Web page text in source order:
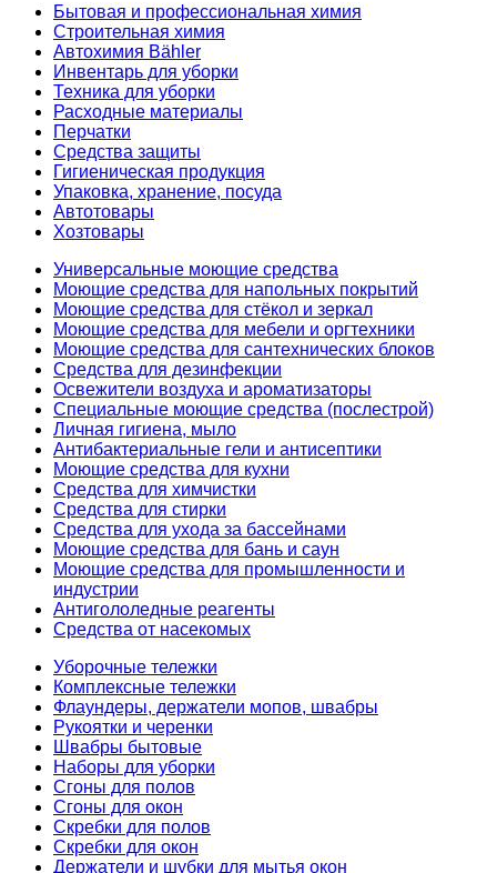
Бытовая и профессиональная химия
Строительная химия
Автохимия Bähler
Инвентарь для уборки
Техника для уборки
Расходные материалы
Перчатки
Средства защиты
Гигиеническая продукция
Упаковка, хранение, посуда
Автотовары
Хозтовары
Универсальные моющие средства
Моющие средства для напольных покрытий
Моющие средства для стёкол и зеркал
Моющие средства для мебели и оргтехники
Моющие средства для сантехнических блоков
Средства для дезинфекции
Освежители воздуха и ароматизаторы
Специальные моющие средства (послестрой)
Личная гигиена, мыло
Антибактериальные гели и антисептики
Моющие средства для кухни
Средства для химчистки
Средства для стирки
Средства для ухода за бассейнами
Моющие средства для бань и саун
Моющие средства для промышленности и
индустрии
Антигололедные реагенты
Средства от насекомых
Уборочные тележки
Комплексные тележки
Флаундеры, держатели мопов, швабры
Рукоятки и черенки
Швабры бытовые
Наборы для уборки
Сгоны для полов
Сгоны для окон
Скребки для полов
Скребки для окон
Держатели и шубки для мытья окон